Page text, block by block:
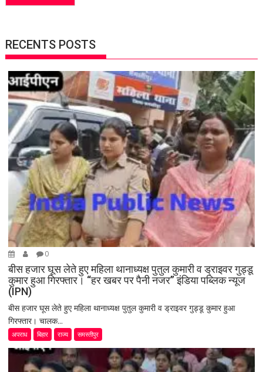
RECENTS POSTS
0
बीस हजार घूस लेते हुए महिला थानाध्यक्ष पुतुल कुमारी व ड्राइवर गुड्डू
कुमार हुआ गिरफ्तार। “हर खबर पर पैनी नजर” इंडिया पब्लिक न्यूज
(IPN)
बीस हजार घूस लेते हुए महिला थानाध्यक्ष पुतुल कुमारी व ड्राइवर गुड्डू कुमार हुआ
गिरफ्तार। चालक...
अपराध बिहार राज्य समस्तीपुर